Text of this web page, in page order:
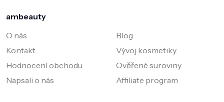
ambeauty
O nás
Kontakt
Hodnocení obchodu
Napsali o nás
Blog
Vývoj kosmetiky
Ověřené suroviny
Affiliate program